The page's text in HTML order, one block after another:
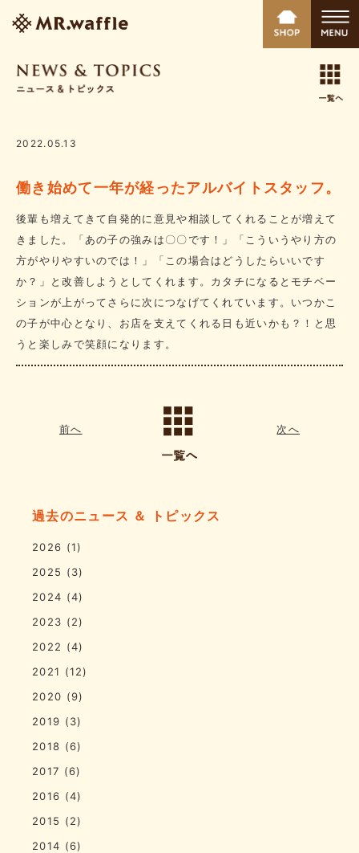
2022.05.13
働き始めて一年が経ったアルバイトスタッフ。
後輩も増えてきて自発的に意見や相談してくれることが増えて
きました。「あの子の強みは〇〇です！」「こういうやり方の
方がやりやすいのでは！」「この場合はどうしたらいいです
か？」と改善しようとしてくれます。カタチになるとモチベー
ションが上がってさらに次につなげてくれています。いつかこ
の子が中心となり、お店を支えてくれる日も近いかも？！と思
うと楽しみで笑顔になります。
前へ 次へ
過去のニュース ＆ トピックス
2026 (1)
2025 (3)
2024 (4)
2023 (2)
2022 (4)
2021 (12)
2020 (9)
2019 (3)
2018 (6)
2017 (6)
2016 (4)
2015 (2)
2014 (6)